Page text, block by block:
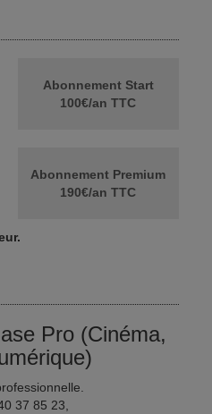
Abonnement Start
100€/an TTC
Abonnement Premium
190€/an TTC
Pro (Cinéma,
37 85 23,